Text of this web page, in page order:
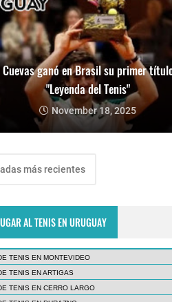
Cuevas ganó en Brasil su primer
"Leyenda del Tenis"
November 18, 2025
más recientes
AL TENIS EN URUGUAY
TENIS EN MONTEVIDEO
TENIS EN ARTIGAS
TENIS EN CERRO LARGO